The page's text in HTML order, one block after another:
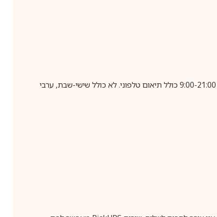
בביצוע הזמנה עד השעה 10:00 בימים א-ה, קבלת המשלוח תבוצע עד חמישה ימי עסקים מיום שלאחר ביצוע ההזמנה, בין השעות 9:00-21:00 כולל תיאום טלפוני. לא כולל שישי-שבת, ערבי